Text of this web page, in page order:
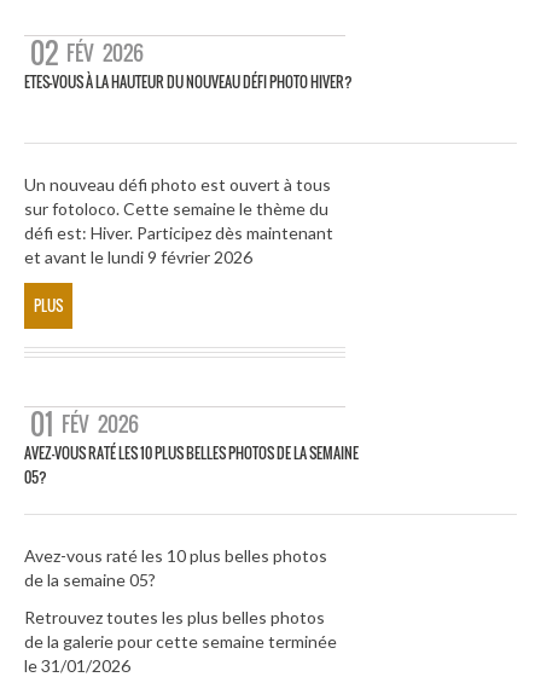
02 FÉV 2026
ETES-VOUS À LA HAUTEUR DU NOUVEAU DÉFI PHOTO HIVER?
Un nouveau défi photo est ouvert à tous
sur fotoloco. Cette semaine le thème du
défi est: Hiver. Participez dès maintenant
et avant le lundi 9 février 2026
PLUS
01 FÉV 2026
AVEZ-VOUS RATÉ LES 10 PLUS BELLES PHOTOS DE LA SEMAINE
05?
Avez-vous raté les 10 plus belles photos
de la semaine 05?
Retrouvez toutes les plus belles photos
de la galerie pour cette semaine terminée
le 31/01/2026